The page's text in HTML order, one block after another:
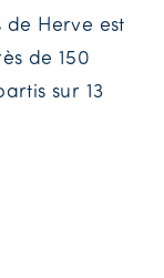
de Herve est
de 150
sur 13